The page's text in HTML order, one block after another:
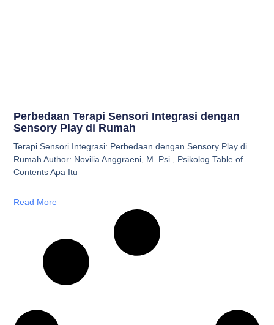
Perbedaan Terapi Sensori Integrasi dengan
Sensory Play di Rumah
Terapi Sensori Integrasi: Perbedaan dengan Sensory Play di
Rumah Author: Novilia Anggraeni, M. Psi., Psikolog Table of
Contents Apa Itu
Read More